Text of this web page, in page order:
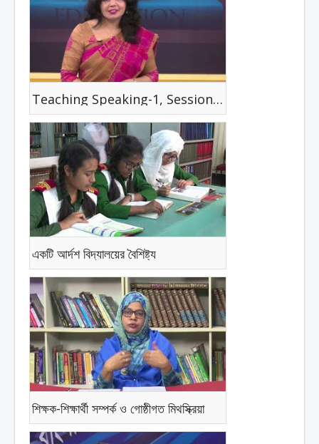
Teaching Speaking-1, Session -8
একটি আর্দশ বিদ্যালয়ের বৈশিষ্ট্য
শিক্ষক-শিক্ষার্থী সম্পর্ক ও গোষ্ঠীগত মিথস্ক্রিয়া